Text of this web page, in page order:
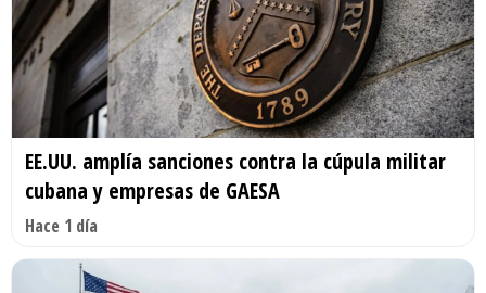
EE.UU. amplía sanciones contra la cúpula militar
cubana y empresas de GAESA
Hace 1 día